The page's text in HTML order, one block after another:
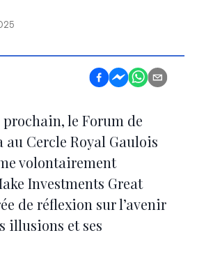
prochain, le Forum de
au Cercle Royal Gaulois
volontairement
Investments Great
de réflexion sur l’avenir
illusions et ses